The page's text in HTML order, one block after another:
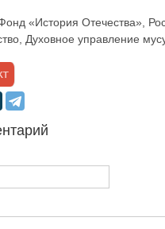
«История Отечества»,
Духовное управление